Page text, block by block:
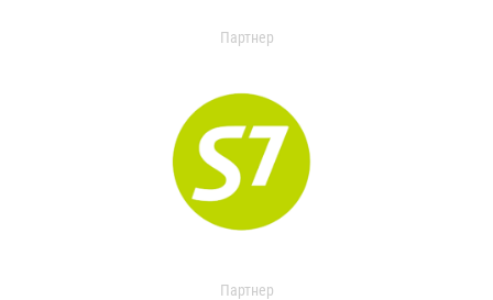
Партнер
Партнер